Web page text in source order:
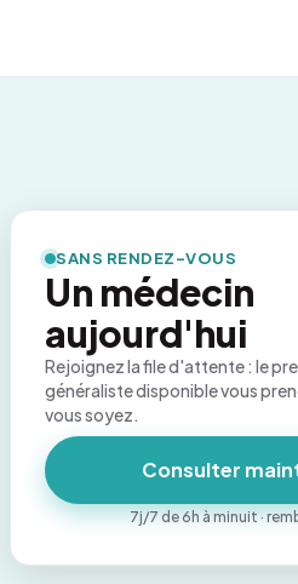
SANS RENDEZ-VOUS
Un médecin
aujourd'hui
Rejoignez la file d'attente : le
généraliste disponible vous
vous soyez.
Consulter
7j/7 de 6h à minuit ·